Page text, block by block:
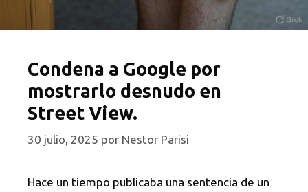
Condena a Google por
mostrarlo desnudo en
Street View.
30 julio, 2025 por Nestor Parisi
Hace un tiempo publicaba una sentencia de un